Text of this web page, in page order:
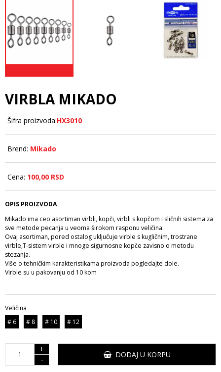
VIRBLA MIKADO
Šifra proizvoda:HX3010
Brend: Mikado
Cena: 100,00 RSD
OPIS PROIZVODA
Mikado ima ceo asortiman virbli, kopči, virbli s kopčom i sličnih sistema za
sve metode pecanja u veoma širokom rasponu veličina.
Ovaj asortiman, pored ostalog uključuje virble s kugličnim, trostrane
virble,T-sistem virble i mnoge sigurnosne kopče zavisno o metodu
stezanja.
Više o tehničkim karakteristikama proizvoda pogledajte dole.
Virble su u pakovanju od 10 kom
Veličina
# 6
# 8 # 10 # 12
+
-
DODAJ U KORPU